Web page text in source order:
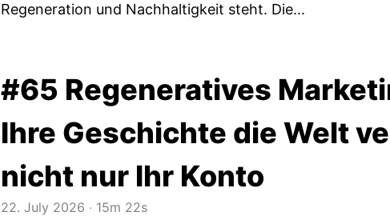
Regeneration und Nachhaltigkeit steht. Die...
#65 Regeneratives
Ihre Geschichte die Welt
nicht nur Ihr Konto
22. July 2026 ‧ 15m 22s